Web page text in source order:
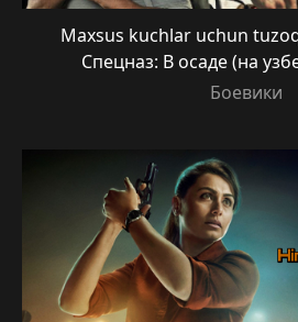
Maxsus kuchlar uchun
Спецназ: В осаде (на
Боевики